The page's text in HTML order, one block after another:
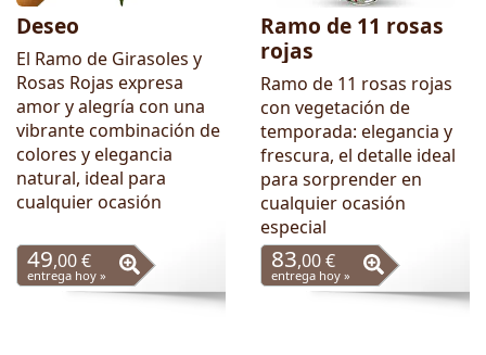
Deseo
El Ramo de Girasoles y
Rosas Rojas expresa
amor y alegría con una
vibrante combinación de
colores y elegancia
natural, ideal para
cualquier ocasión
49,00 €
entrega hoy »
Ramo de 11 rosas
rojas
Ramo de 11 rosas rojas
con vegetación de
temporada: elegancia y
frescura, el detalle ideal
para sorprender en
cualquier ocasión
especial
83,00 €
entrega hoy »